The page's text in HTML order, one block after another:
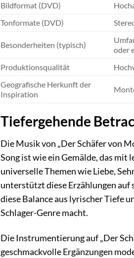
Bildformat (DVD)
Tonformate (DVD)
Besonderheiten (typisch)
oder
Produktionsqualität
Geografische Herkunft der
Inspiration
Tiefergehende
Die Musik von „Der Schäfer von
Song ist wie ein Gemälde, das mit
universelle Themen wie Liebe,
unterstützt diese Erzählungen auf
diese Balance aus lyrischer Tiefe
Schlager-Genre macht.
Die Instrumentierung auf „Der
geschmackvolle Ergänzungen